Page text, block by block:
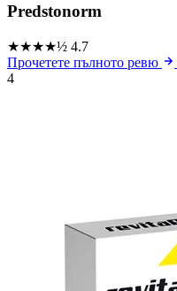
Predstonorm
★★★★½ 4.7
Прочетете пълното ревю
4